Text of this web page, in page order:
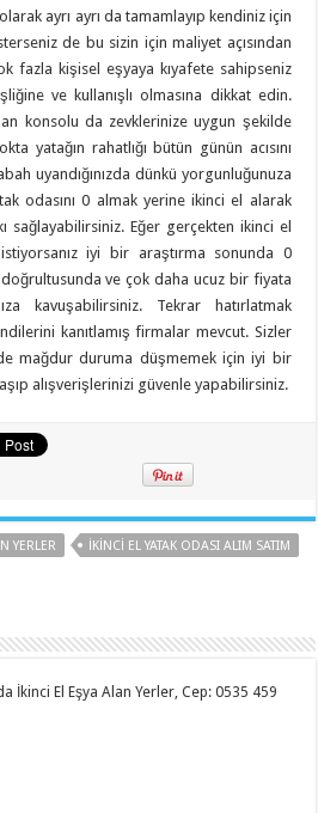
ayrı ayrı da tamamlayıp kendiniz için
de bu sizin için maliyet açısından
fazla kişisel eşyaya kıyafete sahipseniz
ve kullanışlı olmasına dikkat edin.
konsolu da zevklerinize uygun şekilde
yatağın rahatlığı bütün günün acısını
uyandığınızda dünkü yorgunluğunuza
odasını 0 almak yerine ikinci el alarak
sağlayabilirsiniz. Eğer gerçekten ikinci el
iyi bir araştırma sonunda 0
ve çok daha ucuz bir fiyata
kavuşabilirsiniz. Tekrar hatırlatmak
kanıtlamış firmalar mevcut. Sizler
mağdur duruma düşmemek için iyi bir
alışverişlerinizi güvenle yapabilirsiniz.
YERLER
İKINCI EL YATAK ODASI ALIM SATIM
İkinci El Eşya Alan Yerler, Cep: 0535 459